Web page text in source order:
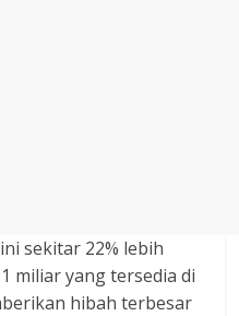
sekitar 22% lebih
miliar yang tersedia di
hibah terbesar